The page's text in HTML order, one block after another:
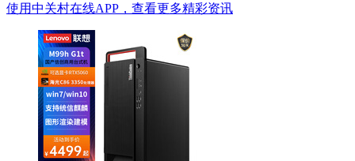
使用中关村在线APP，查看更多精彩资讯